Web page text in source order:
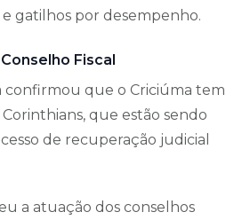
gatilhos por desempenho.
Fiscal
confirmou que o Criciúma tem
que estão sendo
de recuperação judicial
a atuação dos conselhos